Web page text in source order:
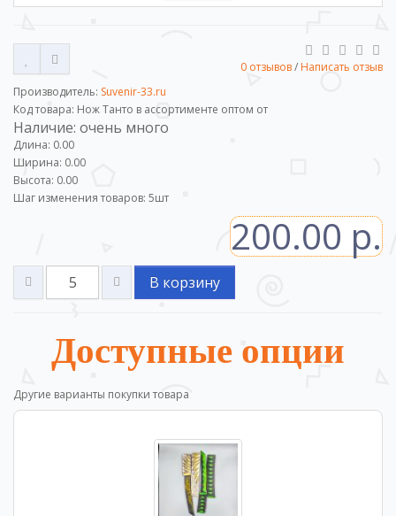
0 отзывов/ Написать отзыв
Производитель: Suvenir-33.ru
Код товара: Нож Танто в ассортименте оптом от
Наличие: очень много
Длина: 0.00
Ширина: 0.00
Высота: 0.00
Шаг изменения товаров: 5шт
200.00 р.
В корзину
Доступные опции
Другие варианты покупки товара